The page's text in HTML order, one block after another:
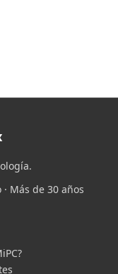
Más de 30 años